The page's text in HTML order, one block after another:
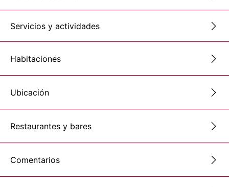
Servicios y actividades
Habitaciones
Ubicación
Restaurantes y bares
Comentarios